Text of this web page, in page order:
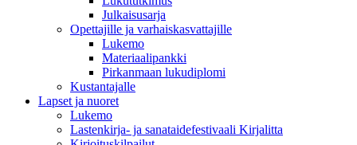
Julkaisusarja
Opettajille ja varhaiskasvattajille
Lukemo
Materiaalipankki
Pirkanmaan lukudiplomi
Kustantajalle
Lapset ja nuoret
Lukemo
Lastenkirja- ja sanataidefestivaali Kirjalitta